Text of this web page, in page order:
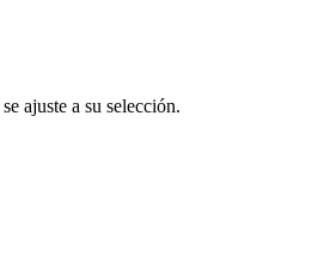
ajuste a su selección.